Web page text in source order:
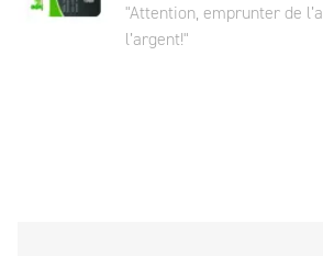
"Attention, emprunter de
l’argent!"